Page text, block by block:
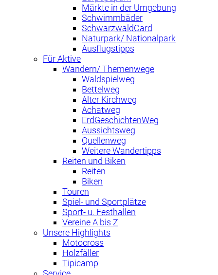
Märkte in der Umgebung
Schwimmbäder
SchwarzwaldCard
Naturpark/ Nationalpark
Ausflugstipps
Für Aktive
Wandern/ Themenwege
Waldspielweg
Bettelweg
Alter Kirchweg
Achatweg
ErdGeschichtenWeg
Aussichtsweg
Quellenweg
Weitere Wandertipps
Reiten und Biken
Reiten
Biken
Touren
Spiel- und Sportplätze
Sport- u. Festhallen
Vereine A bis Z
Unsere Highlights
Motocross
Holzfäller
Tipicamp